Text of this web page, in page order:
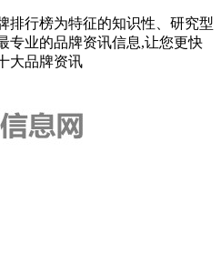
排行榜为特征的知识性、研究型
专业的品牌资讯信息,让您更快
大品牌资讯